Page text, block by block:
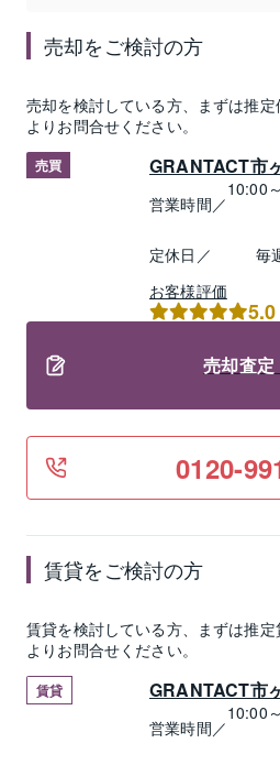
売却をご検討の方
売却を検討している方、まずは推定
よりお問合せください。
売買 GRANTACT市
営業時間／
10:00
定休日／
毎
お客様評価
5.0
売却査定
0120-
賃貸をご検討の方
賃貸を検討している方、まずは推定
よりお問合せください。
賃貸 GRANTACT市
営業時間／
10:00